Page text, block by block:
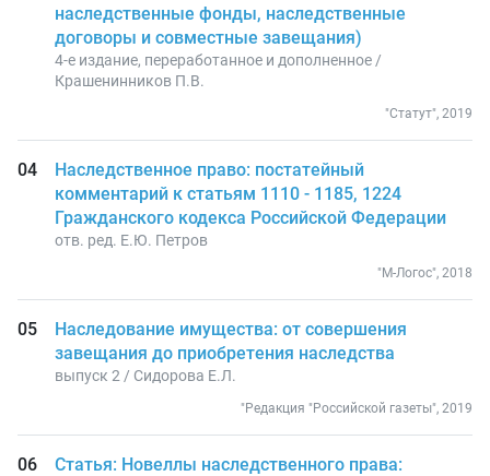
наследственные фонды, наследственные
договоры и совместные завещания)
4-е издание, переработанное и дополненное /
Крашенинников П.В.
"Статут", 2019
Наследственное право: постатейный
комментарий к статьям 1110 - 1185, 1224
Гражданского кодекса Российской Федерации
отв. ред. Е.Ю. Петров
"М-Логос", 2018
Наследование имущества: от совершения
завещания до приобретения наследства
выпуск 2 / Сидорова Е.Л.
"Редакция "Российской газеты", 2019
Статья: Новеллы наследственного права: